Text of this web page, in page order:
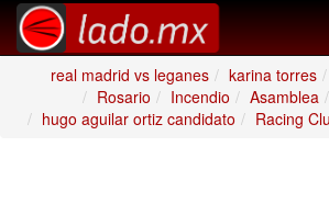
real madrid vs leganes
karina torres
Rosario
Incendio Asamblea
hugo aguilar ortiz candidato
Racing